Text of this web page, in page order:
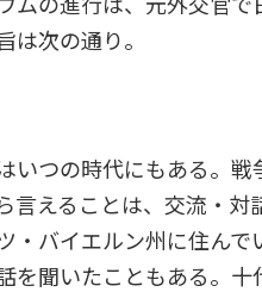
は次の通り。
いつの時代にもある。戦
言えることは、交流・
・バイエルン州に住ん
を聞いたこともある。